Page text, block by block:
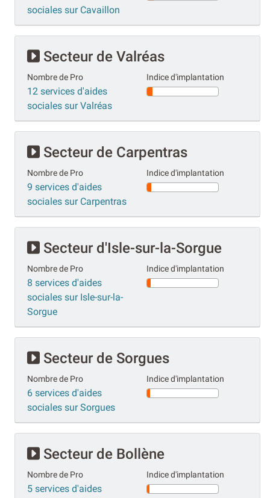
sociales sur Cavaillon
Secteur de Valréas
Nombre de Pro
12 services d'aides
sociales sur Valréas
Indice d'implantation
Secteur de Carpentras
Nombre de Pro
9 services d'aides
sociales sur Carpentras
Indice d'implantation
Secteur d'Isle-sur-la-Sorgue
Nombre de Pro
8 services d'aides
sociales sur Isle-sur-la-
Sorgue
Indice d'implantation
Secteur de Sorgues
Nombre de Pro
6 services d'aides
sociales sur Sorgues
Indice d'implantation
Secteur de Bollène
Nombre de Pro
5 services d'aides
Indice d'implantation